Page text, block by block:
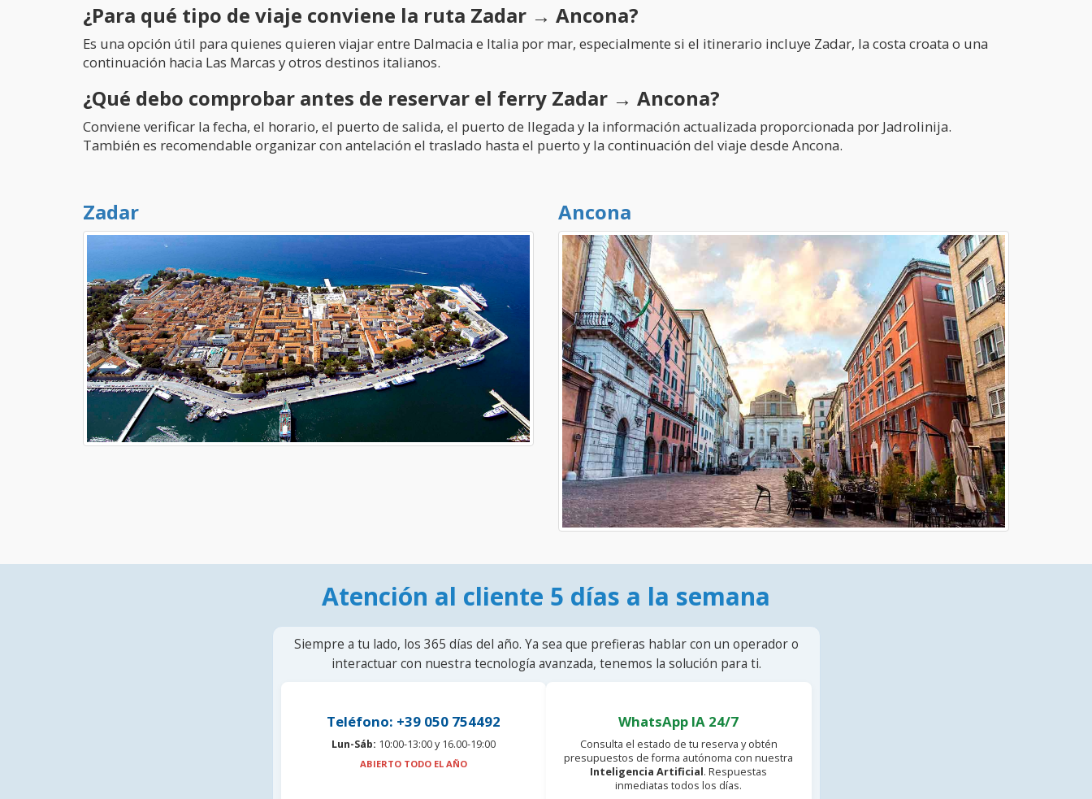
¿Para qué tipo de viaje conviene la ruta Zadar → Ancona?
Es una opción útil para quienes quieren viajar entre Dalmacia e Italia por mar, especialmente si el itinerario incluye Zadar, la costa croata o una
continuación hacia Las Marcas y otros destinos italianos.
¿Qué debo comprobar antes de reservar el ferry Zadar → Ancona?
Conviene verificar la fecha, el horario, el puerto de salida, el puerto de llegada y la información actualizada proporcionada por Jadrolinija.
También es recomendable organizar con antelación el traslado hasta el puerto y la continuación del viaje desde Ancona.
Zadar Ancona
Atención al cliente 5 días a la semana
Siempre a tu lado, los 365 días del año. Ya sea que prefieras hablar con un operador o
interactuar con nuestra tecnología avanzada, tenemos la solución para ti.
Teléfono: +39 050 754492
Lun-Sáb: 10:00-13:00 y 16.00-19:00
ABIERTO TODO EL AÑO
WhatsApp IA 24/7
Consulta el estado de tu reserva y obtén
presupuestos de forma autónoma con nuestra
Inteligencia Artificial. Respuestas
inmediatas todos los días.